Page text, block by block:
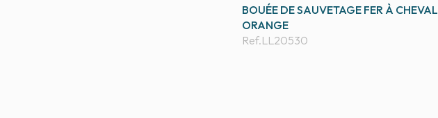
BOUÉE DE SAUVETAGE FER À CHEVAL
ORANGE
Ref.LL20530